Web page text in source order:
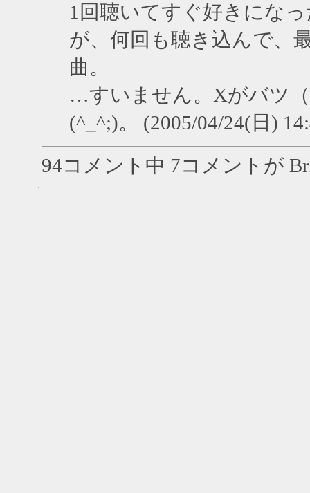
1回聴いてすぐ好きにな
が、何回も聴き込んで、
曲。
…すいません。Xがバツ
(^_^;)。 (2005/04/24(日)
94コメント中 7コメントが